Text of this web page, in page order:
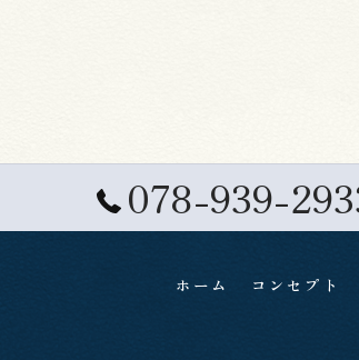
078-939-
ホーム コンセプト